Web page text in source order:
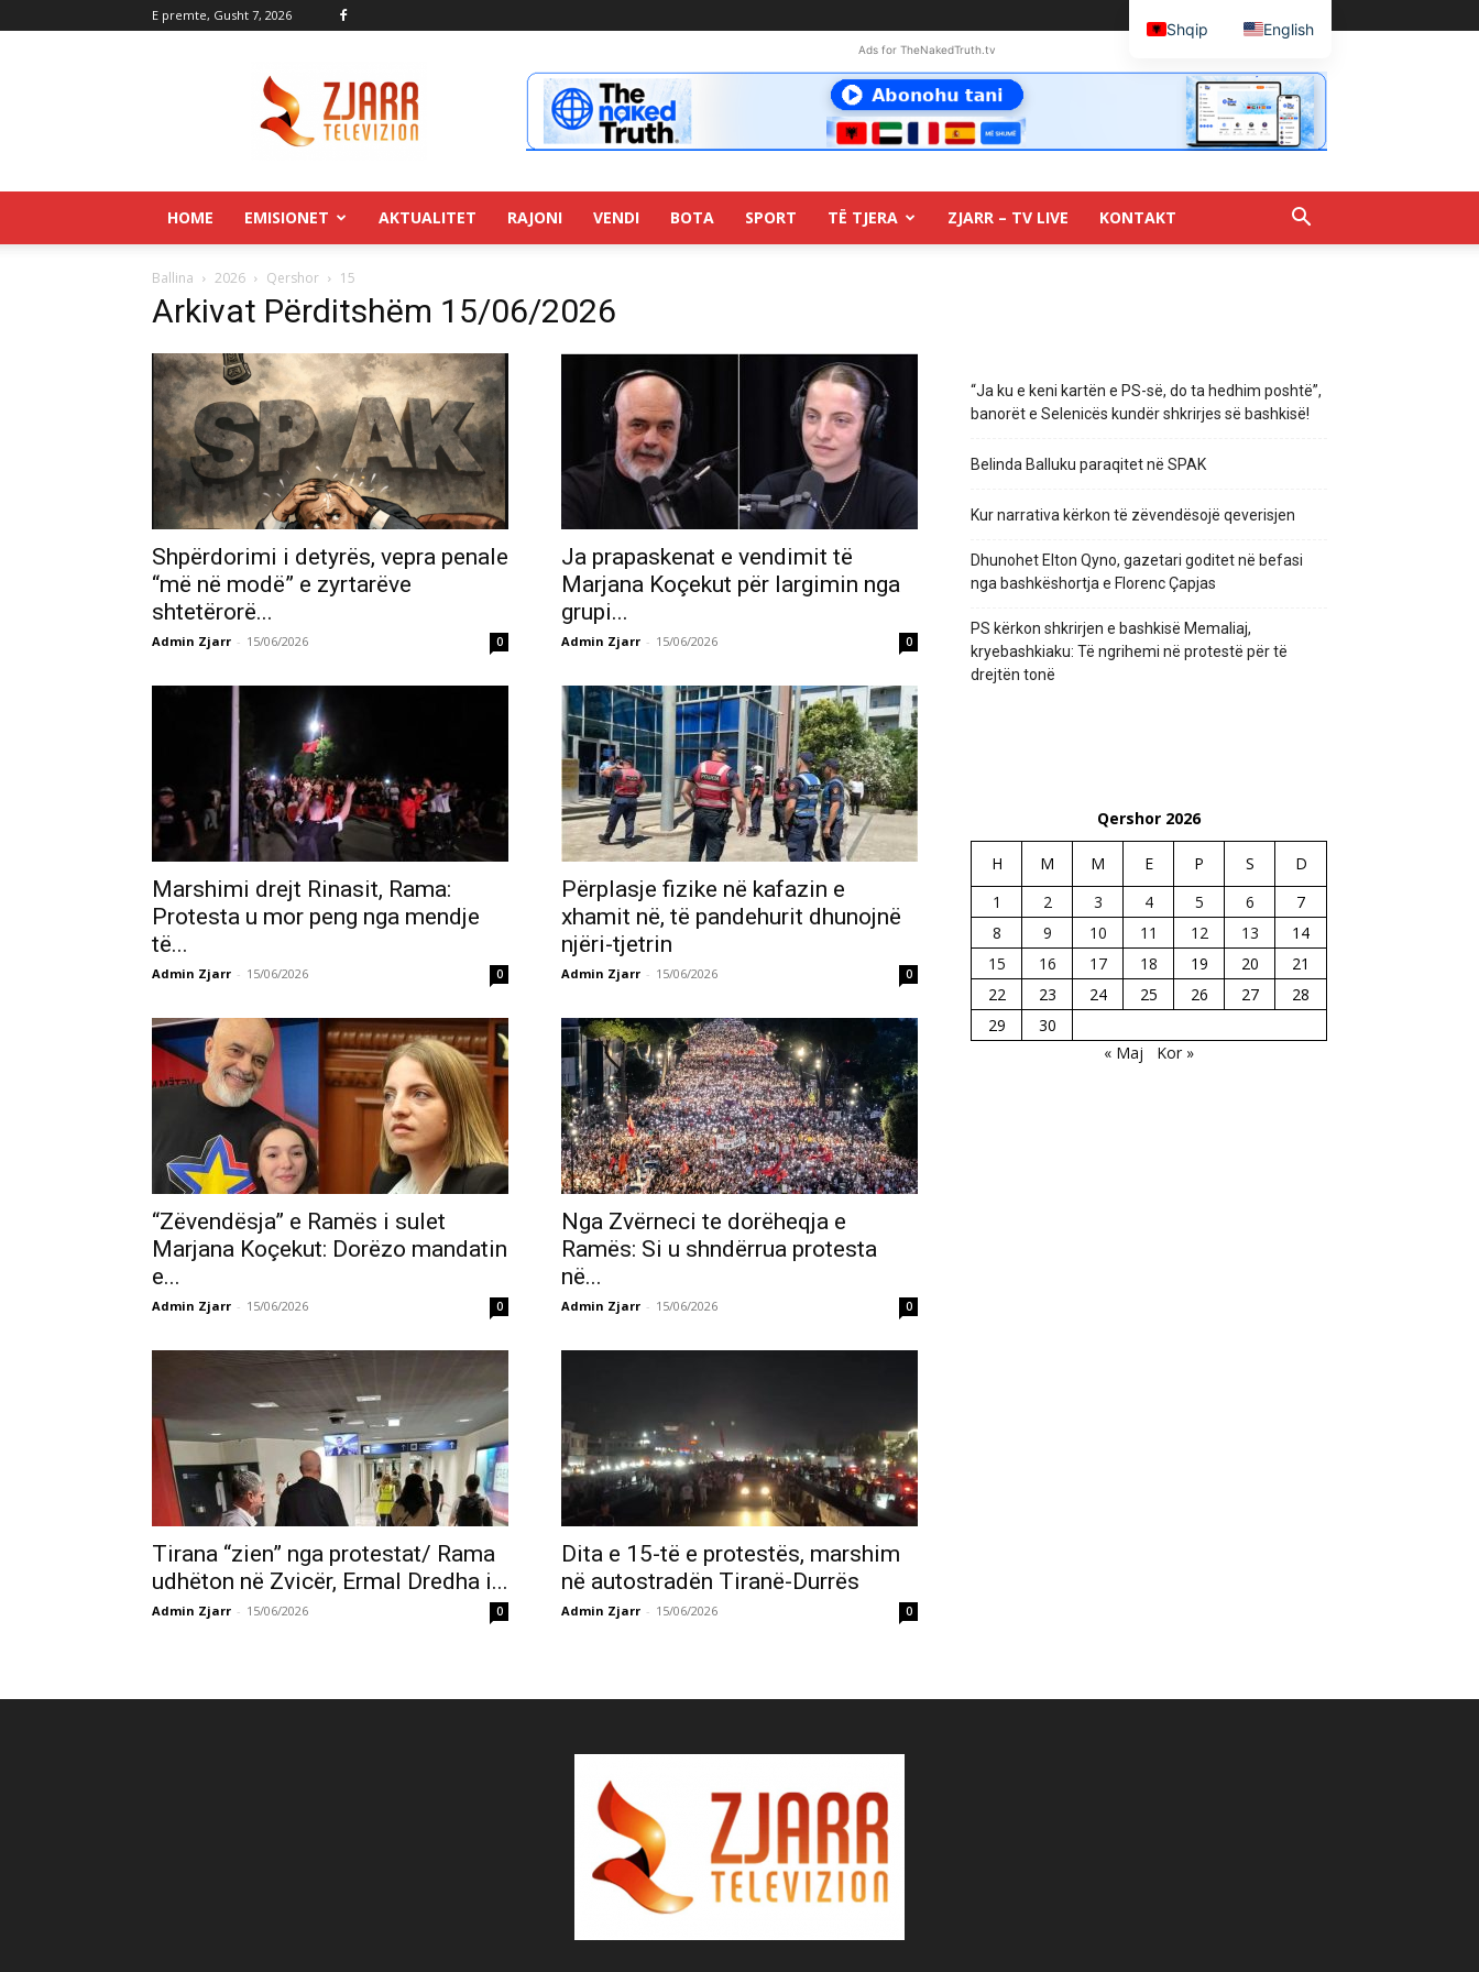
E premte, Gusht 7, 2026
Ads for TheNakedTruth.tv
HOME EMISIONET AKTUALITET RAJONI VENDI BOTA SPORT TË TJERA ZJARR – TV LIVE KONTAKT
Ballina 2026 Qershor 15
Arkivat Përditshëm 15/06/2026
Shpërdorimi i detyrës, vepra penale
“më në modë” e zyrtarëve
shtetërorë...
Admin Zjarr - 15/06/2026 0
Ja prapaskenat e vendimit të
Marjana Koçekut për largimin nga
grupi...
Admin Zjarr - 15/06/2026 0
Marshimi drejt Rinasit, Rama:
Protesta u mor peng nga mendje
të...
Admin Zjarr - 15/06/2026 0
Përplasje fizike në kafazin e
xhamit në, të pandehurit dhunojnë
njëri-tjetrin
Admin Zjarr - 15/06/2026 0
“Zëvendësja” e Ramës i sulet
Marjana Koçekut: Dorëzo mandatin
e...
Admin Zjarr - 15/06/2026 0
Nga Zvërneci te dorëheqja e
Ramës: Si u shndërrua protesta
në...
Admin Zjarr - 15/06/2026 0
Tirana “zien” nga protestat/ Rama
udhëton në Zvicër, Ermal Dredha i...
Admin Zjarr - 15/06/2026 0
Dita e 15-të e protestës, marshim
në autostradën Tiranë-Durrës
Admin Zjarr - 15/06/2026 0
“Ja ku e keni kartën e PS-së, do ta hedhim poshtë”,
banorët e Selenicës kundër shkrirjes së bashkisë!
Belinda Balluku paraqitet në SPAK
Kur narrativa kërkon të zëvendësojë qeverisjen
Dhunohet Elton Qyno, gazetari goditet në befasi
nga bashkëshortja e Florenc Çapjas
PS kërkon shkrirjen e bashkisë Memaliaj,
kryebashkiaku: Të ngrihemi në protestë për të
drejtën tonë
Qershor 2026
H M M E P S
D
1
2 3 4 5 6
7
8
9 10 11 12 13
14
15
16 17 18 19 20
21
22
23 24 25 26 27
28
29
30
« Maj
Kor »
Shqip English